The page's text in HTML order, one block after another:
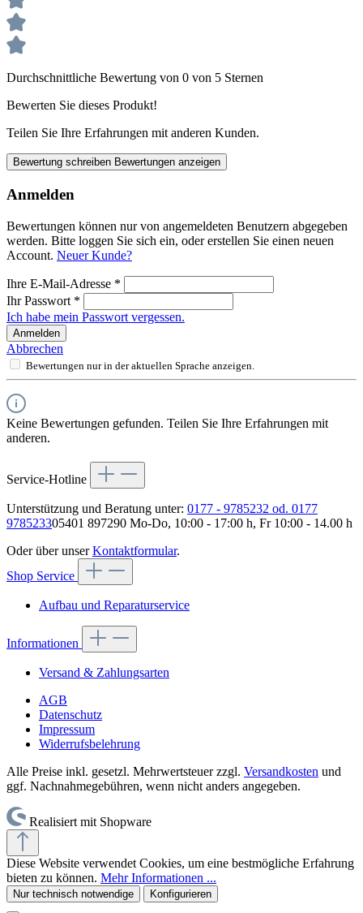
Durchschnittliche Bewertung von 0 von 5 Sternen
Bewerten Sie dieses Produkt!
Teilen Sie Ihre Erfahrungen mit anderen Kunden.
Bewertung schreiben Bewertungen anzeigen
Anmelden
Bewertungen können nur von angemeldeten Benutzern abgegeben
werden. Bitte loggen Sie sich ein, oder erstellen Sie einen neuen
Account. Neuer Kunde?
Ihre E-Mail-Adresse *
Ihr Passwort *
Ich habe mein Passwort vergessen.
Anmelden
Abbrechen
Bewertungen nur in der aktuellen Sprache anzeigen.
Keine Bewertungen gefunden. Teilen Sie Ihre Erfahrungen mit
anderen.
Service-Hotline
Unterstützung und Beratung unter: 0177 - 9785232 od. 0177
978523305401 897290 Mo-Do, 10:00 - 17:00 h, Fr 10:00 - 14.00 h
Oder über unserKontaktformular.
Shop Service
Aufbau und Reparaturservice
Informationen
Versand & Zahlungsarten
AGB
Datenschutz
Impressum
Widerrufsbelehrung
Alle Preise inkl. gesetzl. Mehrwertsteuer zzgl. Versandkosten und
ggf. Nachnahmegebühren, wenn nicht anders angegeben.
Realisiert mit Shopware
Diese Website verwendet Cookies, um eine bestmögliche Erfahrung
bieten zu können. Mehr Informationen ...
Nur technisch notwendige Konfigurieren